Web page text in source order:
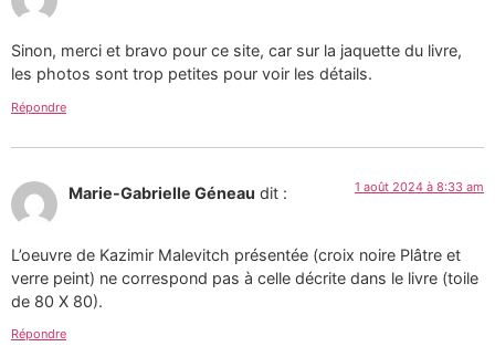
Sinon, merci et bravo pour ce site, car sur la jaquette du livre,
les photos sont trop petites pour voir les détails.
Répondre
Marie-Gabrielle Géneau dit : 1 août 2024 à 8:33 am
L’oeuvre de Kazimir Malevitch présentée (croix noire Plâtre et
verre peint) ne correspond pas à celle décrite dans le livre (toile
de 80 X 80).
Répondre